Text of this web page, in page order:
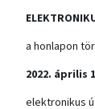
a honlapon
2022. április
elektronikus